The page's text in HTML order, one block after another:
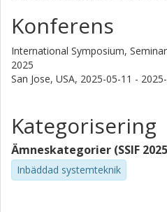
Konferens
International Symposium,
2025
San Jose, USA, 2025-05-11 -
Kategorisering
Ämneskategorier (SSIF
Inbäddad systemteknik